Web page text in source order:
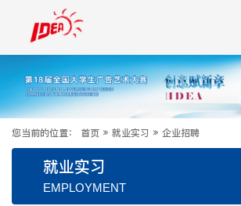
您当前的位置： 首页 » 就业实习 » 企业招聘
就业实习
EMPLOYMENT